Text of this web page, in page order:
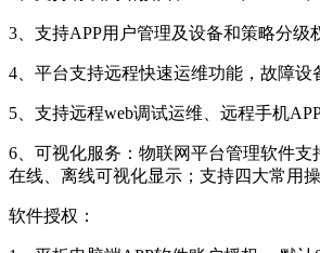
3、支持APP用户管理及设备和策略分
4、平台支持远程快速运维功能，故障设
5、支持远程web调试运
6、可视化服务：物联网平台管理软件
在线、离线可视化显示；支持四大
软件授权：